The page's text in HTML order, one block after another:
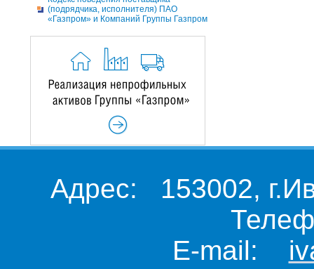
(подрядчика, исполнителя) ПАО
«Газпром» и Компаний Группы Газпром
Адрес: 153002,
E-mail: